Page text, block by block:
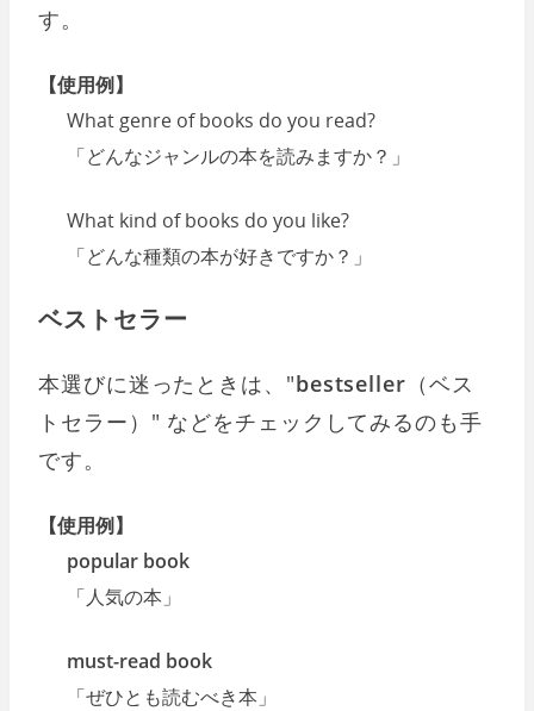
す。
【使用例】
What genre of books do you read?
「どんなジャンルの本を読みますか？」
What kind of books do you like?
「どんな種類の本が好きですか？」
ベストセラー
本選びに迷ったときは、"bestseller （ベス
トセラー）" などをチェックしてみるのも手
です。
【使用例】
popular book
「人気の本」
must-read book
「ぜひとも読むべき本」